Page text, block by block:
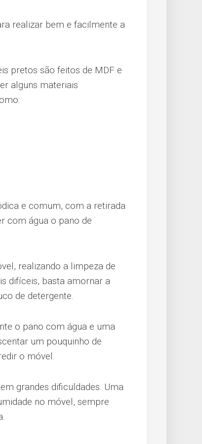
realizar bem e facilmente a
pretos são feitos de MDF e
alguns materiais
e comum, com a retirada
com água o pano de
realizando a limpeza de
difíceis, basta amornar a
de detergente.
o pano com água e uma
um pouquinho de
o móvel.
grandes dificuldades. Uma
no móvel, sempre